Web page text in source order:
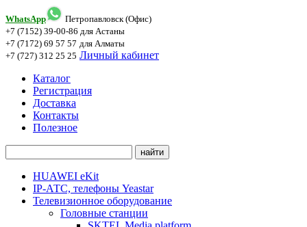
WhatsApp
Петропавловск (Офис)
+7 (7152) 39-00-86 для Астаны
+7 (7172) 69 57 57 для Алматы
+7 (727) 312 25 25 Личный кабинет
Каталог
Регистрация
Доставка
Контакты
Полезное
HUAWEI eKit
IP-АТС, телефоны Yeastar
Телевизионное оборудование
Головные станции